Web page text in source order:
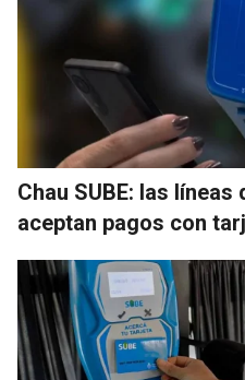
Chau SUBE: las
aceptan pagos con